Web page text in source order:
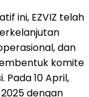
ini, EZVIZ telah
dan
komite
Pada 10 April,
dengan